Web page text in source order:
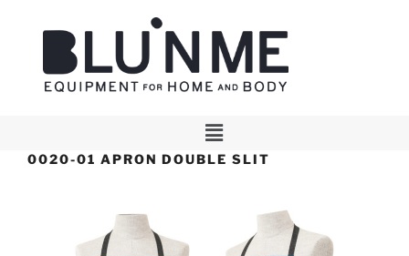
0020-01 APRON DOUBLE SLIT